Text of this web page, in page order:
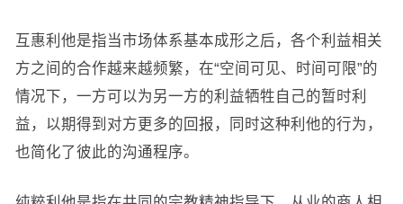
互惠利他是指当市场体系基本成形之后，各个利益相关
方之间的合作越来越频繁，在“空间可见、时间可限”的
情况下，一方可以为另一方的利益牺牲自己的暂时利
益，以期得到对方更多的回报，同时这种利他的行为，
也简化了彼此的沟通程序。